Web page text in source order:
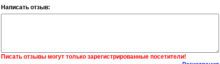
Написать отзыв:
Писать отзывы могут только зарегистрированные посетители!